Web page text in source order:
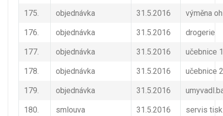
175. objednávka 31.5.2016 výměna
176. objednávka 31.5.2016 drogerie
177. objednávka 31.5.2016 učebnice
178. objednávka 31.5.2016 učebnice
179. objednávka 31.5.2016
180. smlouva 31.5.2016 servis